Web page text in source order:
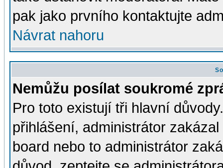
pak jako prvního kontaktujte
Návrat nahoru
Nemůžu posílat soukromé
Pro toto existují tři hlavní
přihlášení, administrátor
board nebo to administrátor